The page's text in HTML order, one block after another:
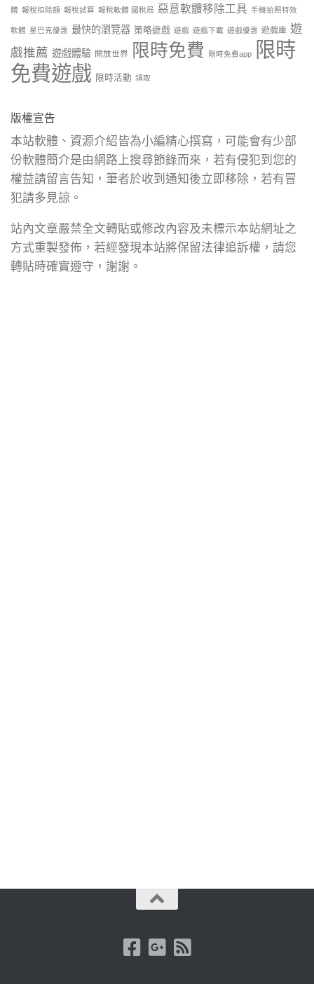
體 報稅扣除額 報稅試算 報稅軟體 國稅局 惡意軟體移除工具 手機拍照特效
軟體 星巴克優惠 最快的瀏覽器 策略遊戲 遊戲 遊戲下載 遊戲優惠 遊戲庫 遊
戲推薦 遊戲體驗 開放世界 限時免費 限時免費app
限時
免費遊戲 限時活動 領取
版權宣告
本站軟體、資源介紹皆為小編精心撰寫，可能會有少部
份軟體簡介是由網路上搜尋節錄而來，若有侵犯到您的
權益請留言告知，筆者於收到通知後立即移除，若有冒
犯請多見諒。
站內文章嚴禁全文轉貼或修改內容及未標示本站網址之
方式重製發佈，若經發現本站將保留法律追訴權，請您
轉貼時確實遵守，謝謝。